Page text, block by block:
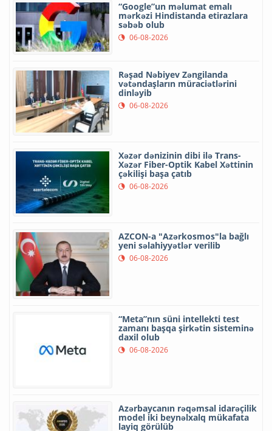
“Google”un məlumat emalı
mərkəzi Hindistanda etirazlara
səbəb olub
06-08-2026
Rəşad Nəbiyev Zəngilanda
vətəndaşların müraciətlərini
dinləyib
06-08-2026
Xəzər dənizinin dibi ilə Trans-
Xəzər Fiber-Optik Kabel Xəttinin
çəkilişi başa çatıb
06-08-2026
AZCON-a "Azərkosmos"la bağlı
yeni səlahiyyətlər verilib
06-08-2026
“Meta”nın süni intellekti test
zamanı başqa şirkətin sisteminə
daxil olub
06-08-2026
Azərbaycanın rəqəmsal idarəçilik
model iki beynəlxalq mükafata
layiq görülüb